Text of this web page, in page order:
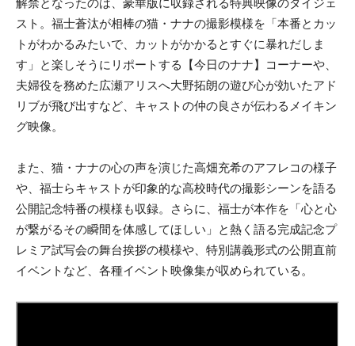
解禁となったのは、豪華版に収録される特典映像のダイジェ
スト。福士蒼汰が相棒の猫・ナナの撮影模様を「本番とカッ
トがわかるみたいで、カットがかかるとすぐに暴れだしま
す」と楽しそうにリポートする【今日のナナ】コーナーや、
夫婦役を務めた広瀬アリスへ大野拓朗の遊び心が効いたアド
リブが飛び出すなど、キャストの仲の良さが伝わるメイキン
グ映像。
また、猫・ナナの心の声を演じた高畑充希のアフレコの様子
や、福士らキャストが印象的な高校時代の撮影シーンを語る
公開記念特番の模様も収録。さらに、福士が本作を「心と心
が繋がるその瞬間を体感してほしい」と熱く語る完成記念プ
レミア試写会の舞台挨拶の模様や、特別講義形式の公開直前
イベントなど、各種イベント映像集が収められている。